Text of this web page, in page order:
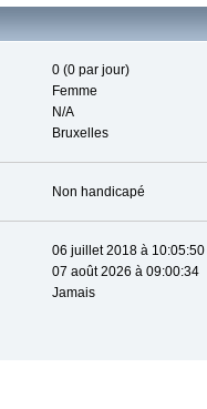
0 (0 par jour)
Femme
N/A
Bruxelles
Non handicapé
06 juillet 2018 à 10:05:50
07 août 2026 à 09:00:34
Jamais